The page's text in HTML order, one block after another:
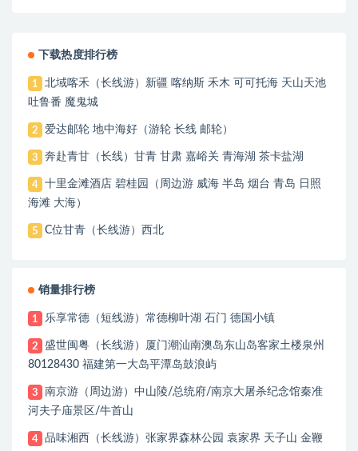
下载热度排行榜
1
北域喀禾（长线游）新疆 喀纳斯 禾木 可可托海 天山天池
吐鲁番 魔鬼城
2 爱达邮轮 地中海好（游轮 长线 邮轮）
3 奔赴青甘（长线）甘青 甘肃 嘉峪关 青海湖 茶卡盐湖
4
十里金滩酒店 碧桂园（周边游 威海 半岛 烟台 青岛 日照
海滩 大海）
5 C位甘青（长线游）西北
销量排行榜
1 乐享常德（短线游）常德柳叶湖 石门 德国小镇
2
盛世闽粤（长线游）厦门潮汕南澳岛东山岛客家土楼泉州
80128430 福建第一大岛平潭岛鼓浪屿
3
南京游（周边游）中山陵/总统府/南京大屠杀纪念馆秦准
河夫子庙景区/牛首山
4
品味湘西（长线游）张家界森林公园 袁家界 天子山 金鞭